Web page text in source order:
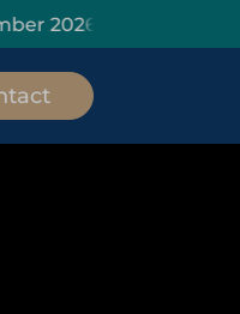
HOMiES Masterclass